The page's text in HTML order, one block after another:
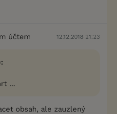
účtem 12.12.2018 21:23
...
obsah, ale zauzlený